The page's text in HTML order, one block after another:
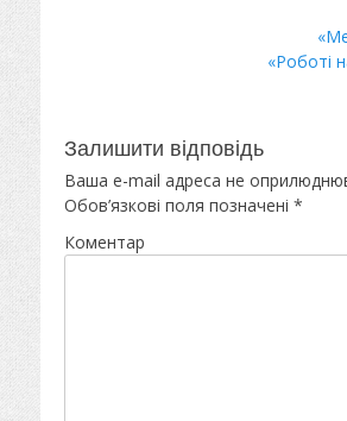
«Роботі
Залишити відповідь
Ваша e-mail адреса не
Обов’язкові поля позначені *
Коментар